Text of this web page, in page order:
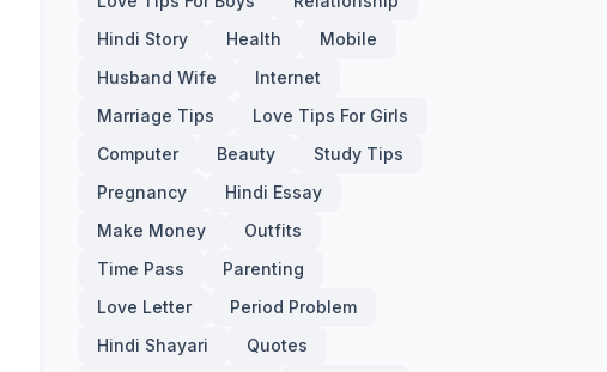
Hindi Story
Health
Mobile
Husband Wife
Internet
Marriage Tips
Love Tips For Girls
Computer
Beauty
Study Tips
Pregnancy
Hindi Essay
Make Money
Outfits
Time Pass
Parenting
Love Letter
Period Problem
Hindi Shayari
Quotes